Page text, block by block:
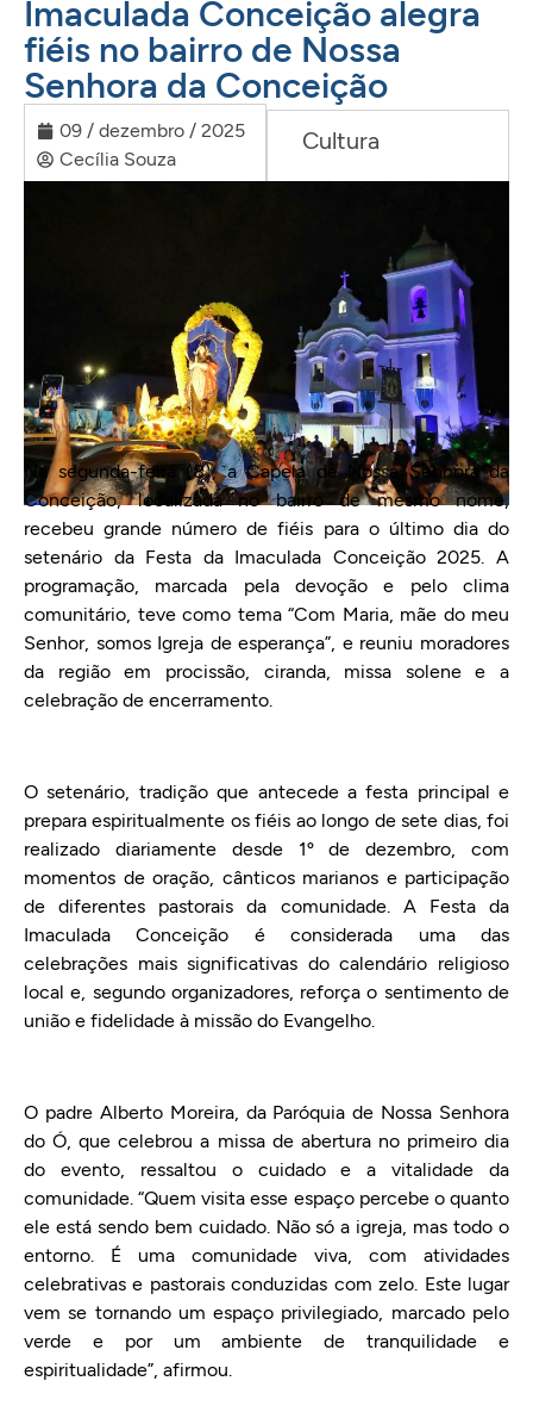
Imaculada Conceição alegra
fiéis no bairro de Nossa
Senhora da Conceição
09 / dezembro / 2025
Cecília Souza
Cultura
Na segunda-feira (8), a Capela de Nossa Senhora da
Conceição, localizada no bairro de mesmo nome,
recebeu grande número de fiéis para o último dia do
setenário da Festa da Imaculada Conceição 2025. A
programação, marcada pela devoção e pelo clima
comunitário, teve como tema “Com Maria, mãe do meu
Senhor, somos Igreja de esperança”, e reuniu moradores
da região em procissão, ciranda, missa solene e a
celebração de encerramento.
O setenário, tradição que antecede a festa principal e
prepara espiritualmente os fiéis ao longo de sete dias, foi
realizado diariamente desde 1º de dezembro, com
momentos de oração, cânticos marianos e participação
de diferentes pastorais da comunidade. A Festa da
Imaculada Conceição é considerada uma das
celebrações mais significativas do calendário religioso
local e, segundo organizadores, reforça o sentimento de
união e fidelidade à missão do Evangelho.
O padre Alberto Moreira, da Paróquia de Nossa Senhora
do Ó, que celebrou a missa de abertura no primeiro dia
do evento, ressaltou o cuidado e a vitalidade da
comunidade. “Quem visita esse espaço percebe o quanto
ele está sendo bem cuidado. Não só a igreja, mas todo o
entorno. É uma comunidade viva, com atividades
celebrativas e pastorais conduzidas com zelo. Este lugar
vem se tornando um espaço privilegiado, marcado pelo
verde e por um ambiente de tranquilidade e
espiritualidade”, afirmou.